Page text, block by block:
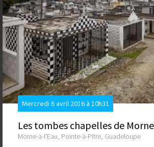
Mercredi 6 avril 2016 à 10h31
Les tombes chapelles de
Morne-à-l'Eau, Pointe-à-Pitre, Guadeloupe